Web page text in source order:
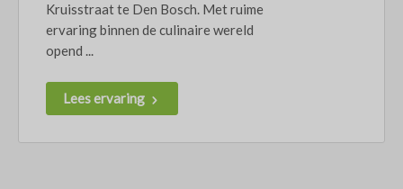
Kruisstraat te Den Bosch. Met ruime
ervaring binnen de culinaire wereld
opend ...
Lees ervaring